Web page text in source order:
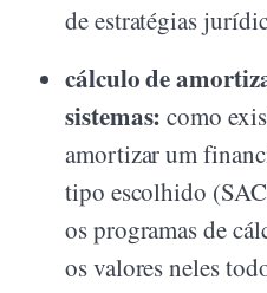
de estratégias
cálculo de
sistemas: como
amortizar um
tipo escolhido
os programas de
os valores neles